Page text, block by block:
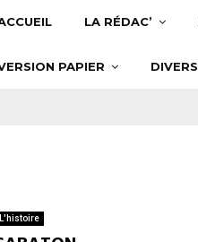
LA RÉDAC’
PAPIER DIVERS
L'histoire